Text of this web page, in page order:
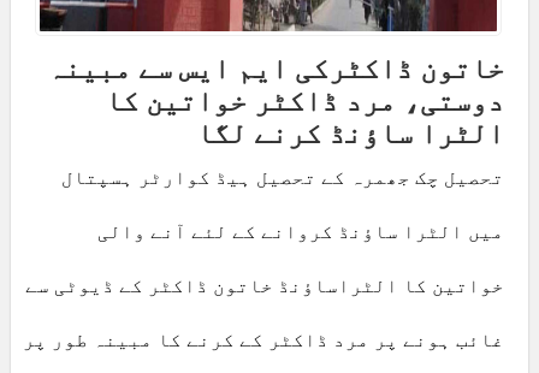
خاتون ڈاکٹرکی ایم ایس سے مبینہ
دوستی، مرد ڈاکٹر خواتین کا
الٹرا ساؤنڈ کرنے لگا
تحصیل چک جھمرہ کے تحصیل ہیڈ کوارٹر ہسپتال
میں الٹرا ساؤنڈ کروانے کے لئے آنے والی
خواتین کا الٹراساؤنڈ خاتون ڈاکٹر کے ڈیوٹی سے
غائب ہونے پر مرد ڈاکٹر کے کرنے کا مبینہ طور پر